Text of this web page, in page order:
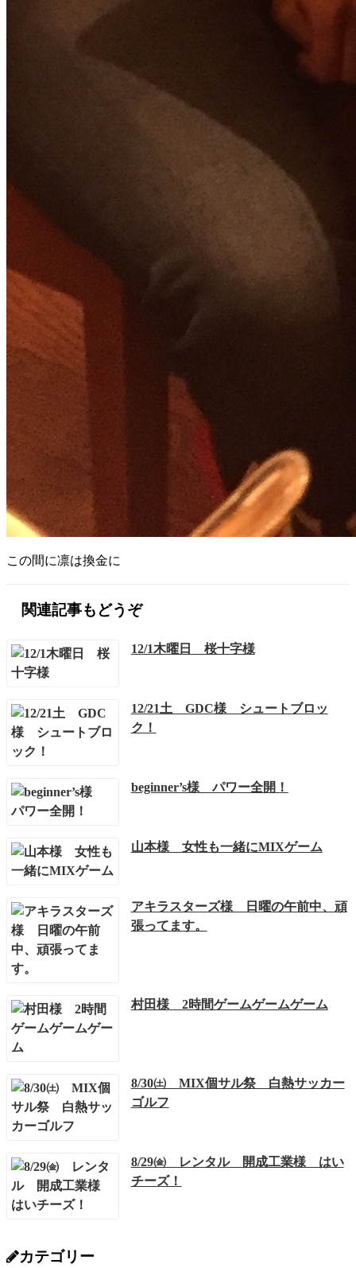
この間に凛は換金に
関連記事もどうぞ
12/1木曜日 桜十字様
12/21土 GDC様 シュートブロッ
ク！
beginner’s様 パワー全開！
山本様 女性も一緒にMIXゲーム
アキラスターズ様 日曜の午前中、頑
張ってます。
村田様 2時間ゲームゲームゲーム
8/30㈯ MIX個サル祭 白熱サッカー
ゴルフ
8/29㈮ レンタル 開成工業様 はい
チーズ！
カテゴリー